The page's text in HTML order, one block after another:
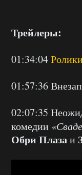
Трейлеры:
01:34:04
01:57:36
02:07:35
комедии
Обри Плазаи